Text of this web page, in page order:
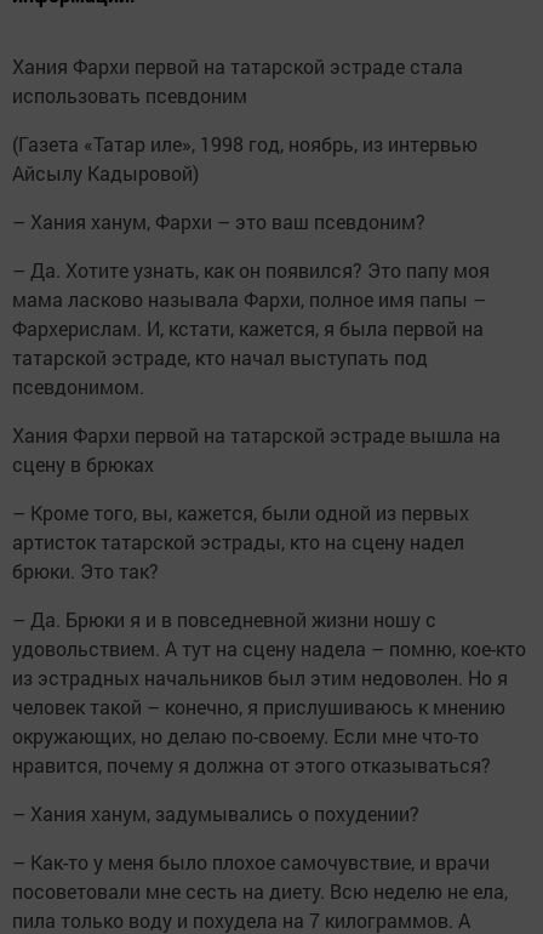
Хания Фархи первой на татарской эстраде стала
использовать псевдоним
(Газета «Татар иле», 1998 год, ноябрь, из интервью
Айсылу Кадыровой)
– Хания ханум, Фархи – это ваш псевдоним?
– Да. Хотите узнать, как он появился? Это папу моя
мама ласково называла Фархи, полное имя папы –
Фархерислам. И, кстати, кажется, я была первой на
татарской эстраде, кто начал выступать под
псевдонимом.
Хания Фархи первой на татарской эстраде вышла на
сцену в брюках
– Кроме того, вы, кажется, были одной из первых
артисток татарской эстрады, кто на сцену надел
брюки. Это так?
– Да. Брюки я и в повседневной жизни ношу с
удовольствием. А тут на сцену надела – помню, кое-кто
из эстрадных начальников был этим недоволен. Но я
человек такой – конечно, я прислушиваюсь к мнению
окружающих, но делаю по-своему. Если мне что-то
нравится, почему я должна от этого отказываться?
– Хания ханум, задумывались о похудении?
– Как-то у меня было плохое самочувствие, и врачи
посоветовали мне сесть на диету. Всю неделю не ела,
пила только воду и похудела на 7 килограммов. А